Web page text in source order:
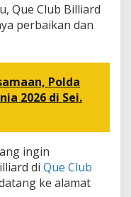
Que Club Billiard
perbaikan dan
Polda
2026 di Sei.
ingin
di Que Club
ke alamat